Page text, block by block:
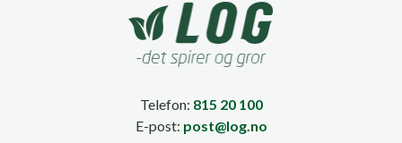
Telefon: 815 20 100
E-post: post@log.no